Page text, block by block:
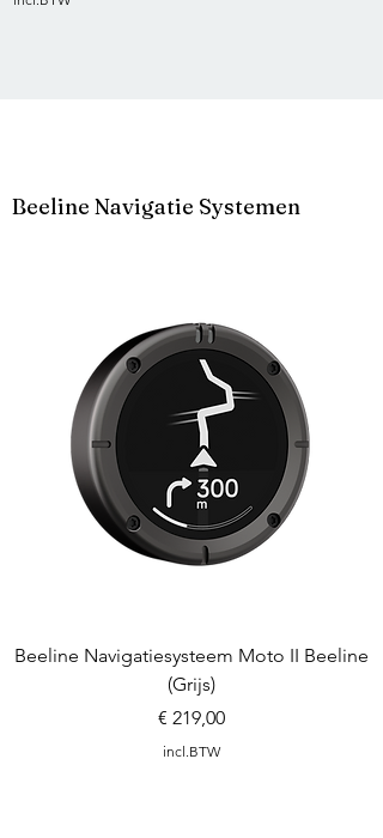
Beeline Navigatie Systemen
Beeline Navigatiesysteem Moto II Beeline
(Grijs)
Prijs
€ 219,00
incl.BTW